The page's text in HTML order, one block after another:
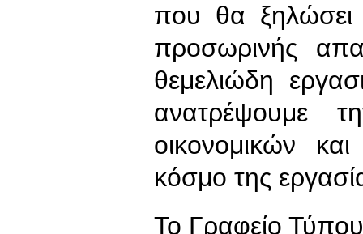
που θα ξηλώσει
προσωρινής
θεμελιώδη
ανατρέψουμε
οικονομικών
κόσμο της
To Γραφείο Τύπου